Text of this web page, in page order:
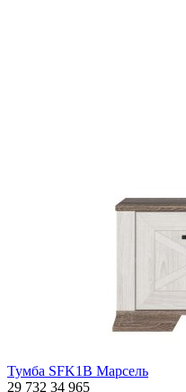
Тумба SFK1B Марсель
29 732 34 965